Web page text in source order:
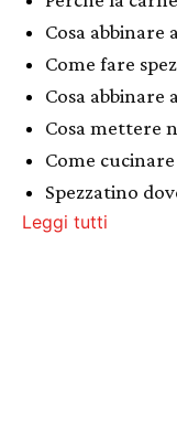
Cosa abbinare
Come fare
Cosa abbinare
Cosa mettere
Come
Spezzatino
Leggi tutti